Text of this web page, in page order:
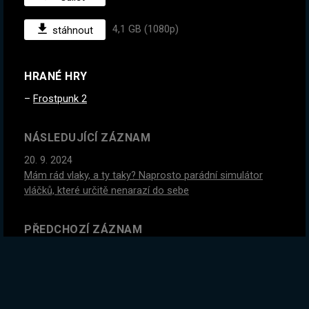
stáhnout 4,1 GB (1080p)
HRANÉ HRY
Frostpunk 2
NÁSLEDUJÍCÍ ZÁZNAM
20. 9. 2024
Mám rád vlaky, a ty taky? Naprosto parádní simulátor
vláčků, které určitě nenarazí do sebe
PŘEDCHOZÍ ZÁZNAM